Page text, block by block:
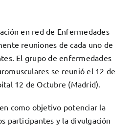
en red de Enfermedades
reuniones de cada uno de
El grupo de enfermedades
se reunió el 12 de
12 de Octubre (Madrid).
como objetivo potenciar la
participantes y la divulgación